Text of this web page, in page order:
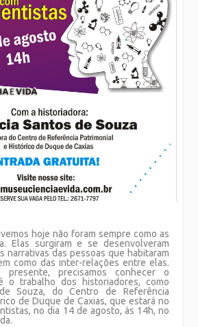
hoje não foram sempre como as
Elas surgiram e se desenvolveram
narrativas das pessoas que habitaram
como das inter-relações entre elas.
precisamos conhecer o
o trabalho dos historiadores, como
Souza, do Centro de Referência
de Duque de Caxias, que estará no
no dia 14 de agosto, às 14h, no